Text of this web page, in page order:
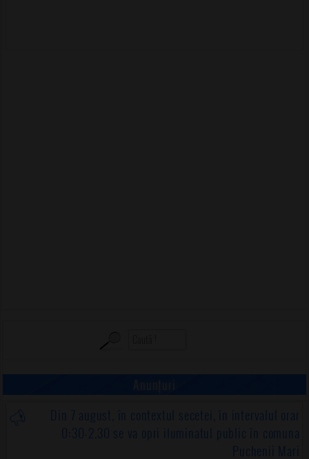
Din 7 august, în contextul secetei, în intervalul orar
0:30-2.30 se va opri iluminatul public în comuna
Puchenii Mari